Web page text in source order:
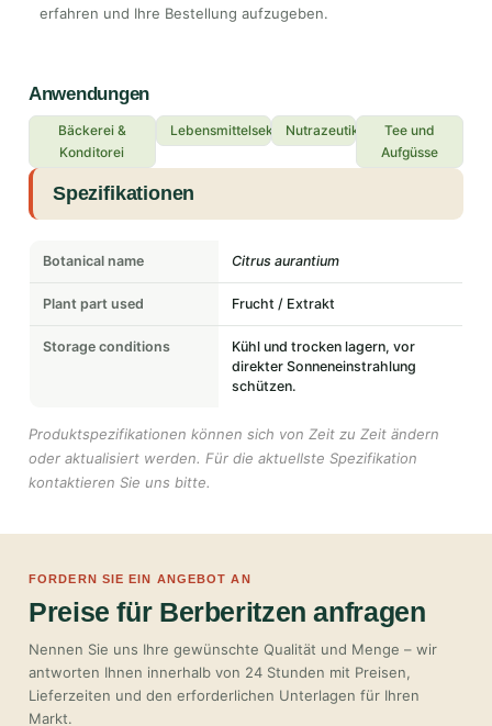
erfahren und Ihre Bestellung aufzugeben.
Anwendungen
Bäckerei &
Konditorei
LebensmittelsektorNutrazeutika
Tee und
Aufgüsse
Spezifikationen
Botanical name Citrus aurantium
Plant part used Frucht / Extrakt
Storage conditions
Kühl und trocken lagern, vor
direkter Sonneneinstrahlung
schützen.
Produktspezifikationen können sich von Zeit zu Zeit ändern
oder aktualisiert werden. Für die aktuellste Spezifikation
kontaktieren Sie uns bitte.
FORDERN SIE EIN ANGEBOT AN
Preise für Berberitzen anfragen
Nennen Sie uns Ihre gewünschte Qualität und Menge – wir
antworten Ihnen innerhalb von 24 Stunden mit Preisen,
Lieferzeiten und den erforderlichen Unterlagen für Ihren
Markt.